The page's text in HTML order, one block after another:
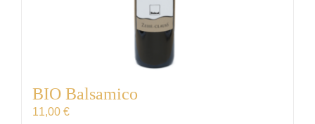
BIO Balsamico
11,00 €